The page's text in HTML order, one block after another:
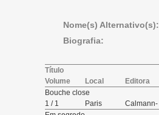
Nome(s) Alternativo(s):
Biografia:
Título
Volume
Local Editora
Bouche close
1 / 1
Paris
Calmann-